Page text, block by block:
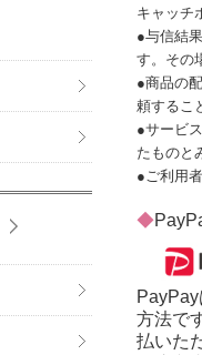
キャッチ
●与信結
す。その
●商品の
頼するこ
●サービ
たものと
●ご利用
◆
方法で
払いた